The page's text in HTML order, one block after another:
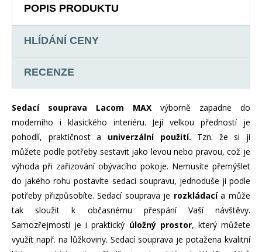
POPIS PRODUKTU
HLÍDÁNÍ CENY
RECENZE
Sedací souprava Lacom MAX výborně zapadne do
moderního i klasického interiéru. Její velkou předností je
pohodlí, praktičnost a univerzální použití. Tzn. že si ji
můžete podle potřeby sestavit jako levou nebo pravou, což je
výhoda při zařizování obývacího pokoje. Nemusíte přemýšlet
do jakého rohu postavíte sedací soupravu, jednoduše ji podle
potřeby přizpůsobíte. Sedací souprava je rozkládacía může
tak sloužit k občasnému přespání Vaší návštěvy.
Samozřejmostí je i praktický úložný prostor, který můžete
využít např. na lůžkoviny. Sedací souprava je potažena kvalitní